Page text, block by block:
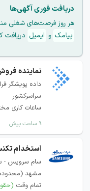
دریافت فوری آگهی‌ها
هر روز فرصت‌های شغلی
پیامک و ایمیل دریافت
داده پویشگر
سراسرکشور
ساعات کاری
۹ ساعت پیش
استخدام
سام سرویس -
مشهد
تمام وقت